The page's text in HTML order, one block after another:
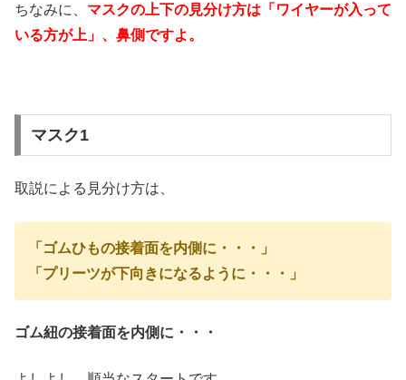
ちなみに、 マスクの上下の見分け方は「ワイヤーが入って
いる方が上」、鼻側ですよ。
マスク1
取説による見分け方は、
「ゴムひもの接着面を内側に・・・」
「プリーツが下向きになるように・・・」
ゴム紐の接着面を内側に・・・